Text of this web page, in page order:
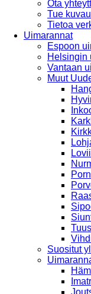
Ota
Tue
Tietoa
Uimarannat
Espoon
Helsingin
Vantaan
Muut
Suositut